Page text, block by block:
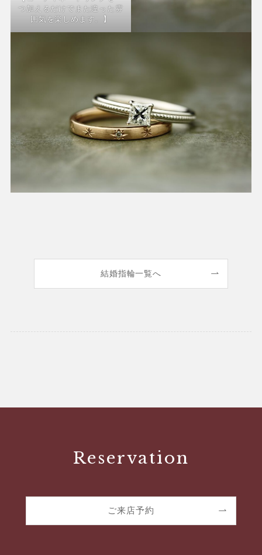
つ加えるだけでまた違った雰
囲気を楽しめます。】
結婚指輪一覧へ
Reservation
ご来店予約